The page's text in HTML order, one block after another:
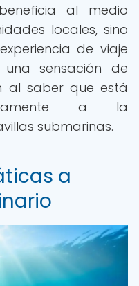
al medio
locales, sino
de viaje
sensación de
al saber que está
a la
submarinas.
a